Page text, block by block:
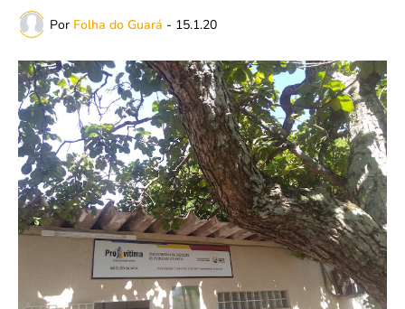
Por Folha do Guará - 15.1.20